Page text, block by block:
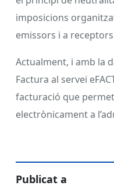
imposicions
emissors i a
Actualment, i amb la
Factura al servei
facturació que
electrònicament a
Publicat a